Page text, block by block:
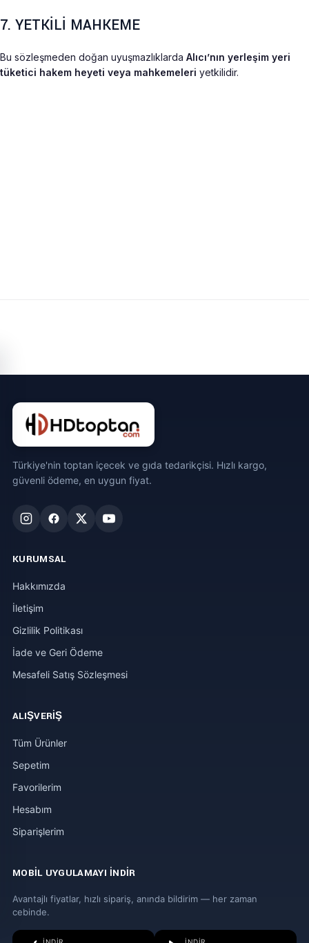
7. YETKİLİ MAHKEME
Bu sözleşmeden doğan uyuşmazlıklarda Alıcı’nın yerleşim yeri
tüketici hakem heyeti veya mahkemeleri yetkilidir.
Türkiye'nin toptan içecek ve gıda tedarikçisi. Hızlı kargo,
güvenli ödeme, en uygun fiyat.
KURUMSAL
Hakkımızda
İletişim
Gizlilik Politikası
İade ve Geri Ödeme
Mesafeli Satış Sözleşmesi
ALIŞVERIŞ
Tüm Ürünler
Sepetim
Favorilerim
Hesabım
Siparişlerim
MOBIL UYGULAMAYI İNDIR
Avantajlı fiyatlar, hızlı sipariş, anında bildirim — her zaman
cebinde.
İNDIR İNDIR